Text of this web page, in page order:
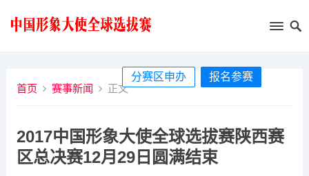
分赛区申办
报名参赛
首页
赛事新闻 正文
2017中国形象大使全球选拔赛陕西赛
区总决赛12月29日圆满结束